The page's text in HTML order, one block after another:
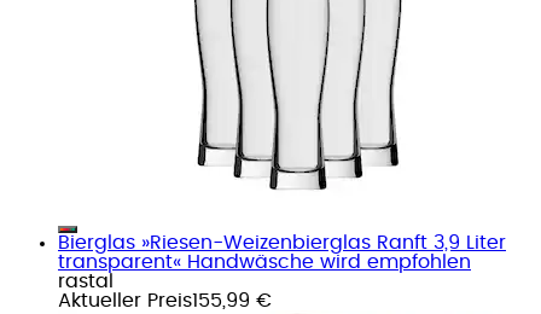
Bierglas »Riesen-Weizenbierglas Ranft 3,9 Liter
transparent« Handwäsche wird empfohlen
rastal
Aktueller Preis155,99 €